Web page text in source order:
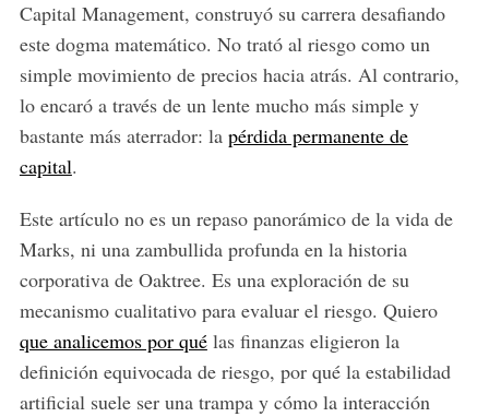
Capital Management, construyó su carrera desafiando
este dogma matemático. No trató al riesgo como un
simple movimiento de precios hacia atrás. Al contrario,
lo encaró a través de un lente mucho más simple y
bastante más aterrador: la pérdida permanente de
capital.
Este artículo no es un repaso panorámico de la vida de
Marks, ni una zambullida profunda en la historia
corporativa de Oaktree. Es una exploración de su
mecanismo cualitativo para evaluar el riesgo. Quiero
que analicemos por quélas finanzas eligieron la
definición equivocada de riesgo, por qué la estabilidad
artificial suele ser una trampa y cómo la interacción